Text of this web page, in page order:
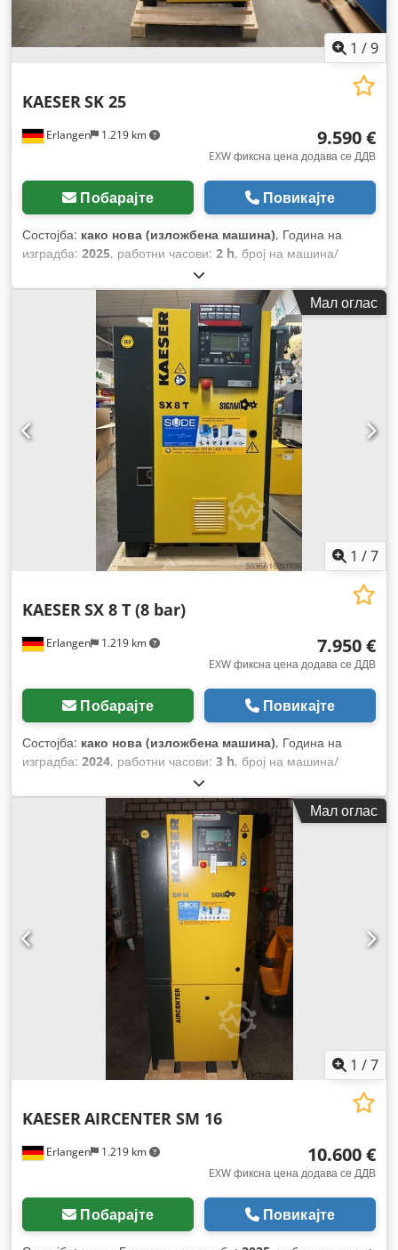
1 /9
Erlangen 1.219 km
KAESERSK 25
9.590 €
EXW фиксна цена додава се ДДВ
Побарајте Повикајте
Состојба: како нова (изложбена машина), Година на
изградба: 2025, работни часови: 2 h, број на машина/
Мал оглас
1 /7
Erlangen 1.219 km
KAESERSX 8 T (8 bar)
7.950 €
EXW фиксна цена додава се ДДВ
Побарајте Повикајте
Состојба: како нова (изложбена машина), Година на
изградба: 2024, работни часови: 3 h, број на машина/
, притисок (макс.):
Мал оглас
1 /7
Erlangen 1.219 km
KAESERAIRCENTER SM 16
10.600 €
EXW фиксна цена додава се ДДВ
Побарајте Повикајте